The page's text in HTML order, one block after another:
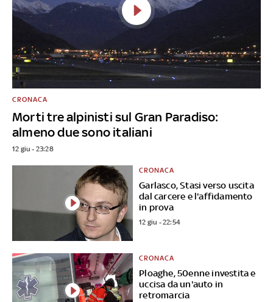
Morti tre alpinisti sul Gran Paradiso:
almeno due sono italiani
CRONACA
12 giu - 23:28
Garlasco, Stasi verso uscita
dal carcere e l'affidamento
in prova
CRONACA
12 giu - 22:54
Ploaghe, 50enne investita e
uccisa da un'auto in
retromarcia
CRONACA